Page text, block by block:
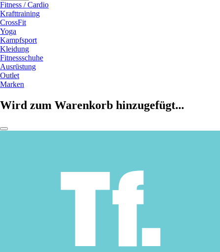
Fitness / Cardio
Krafttraining
CrossFit
Yoga
Kampfsport
Kleidung
Fitnessschuhe
Ausrüstung
Outlet
Marken
Wird zum Warenkorb hinzugefügt...